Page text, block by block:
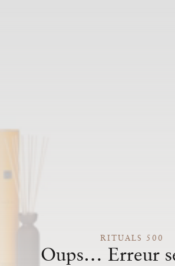
RITUALS 500
Oups… Erreur